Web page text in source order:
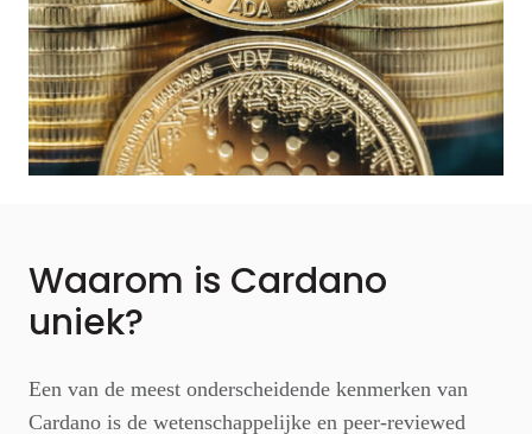
Waarom is Cardano
uniek?
Een van de meest onderscheidende kenmerken van
Cardano is de wetenschappelijke en peer-reviewed